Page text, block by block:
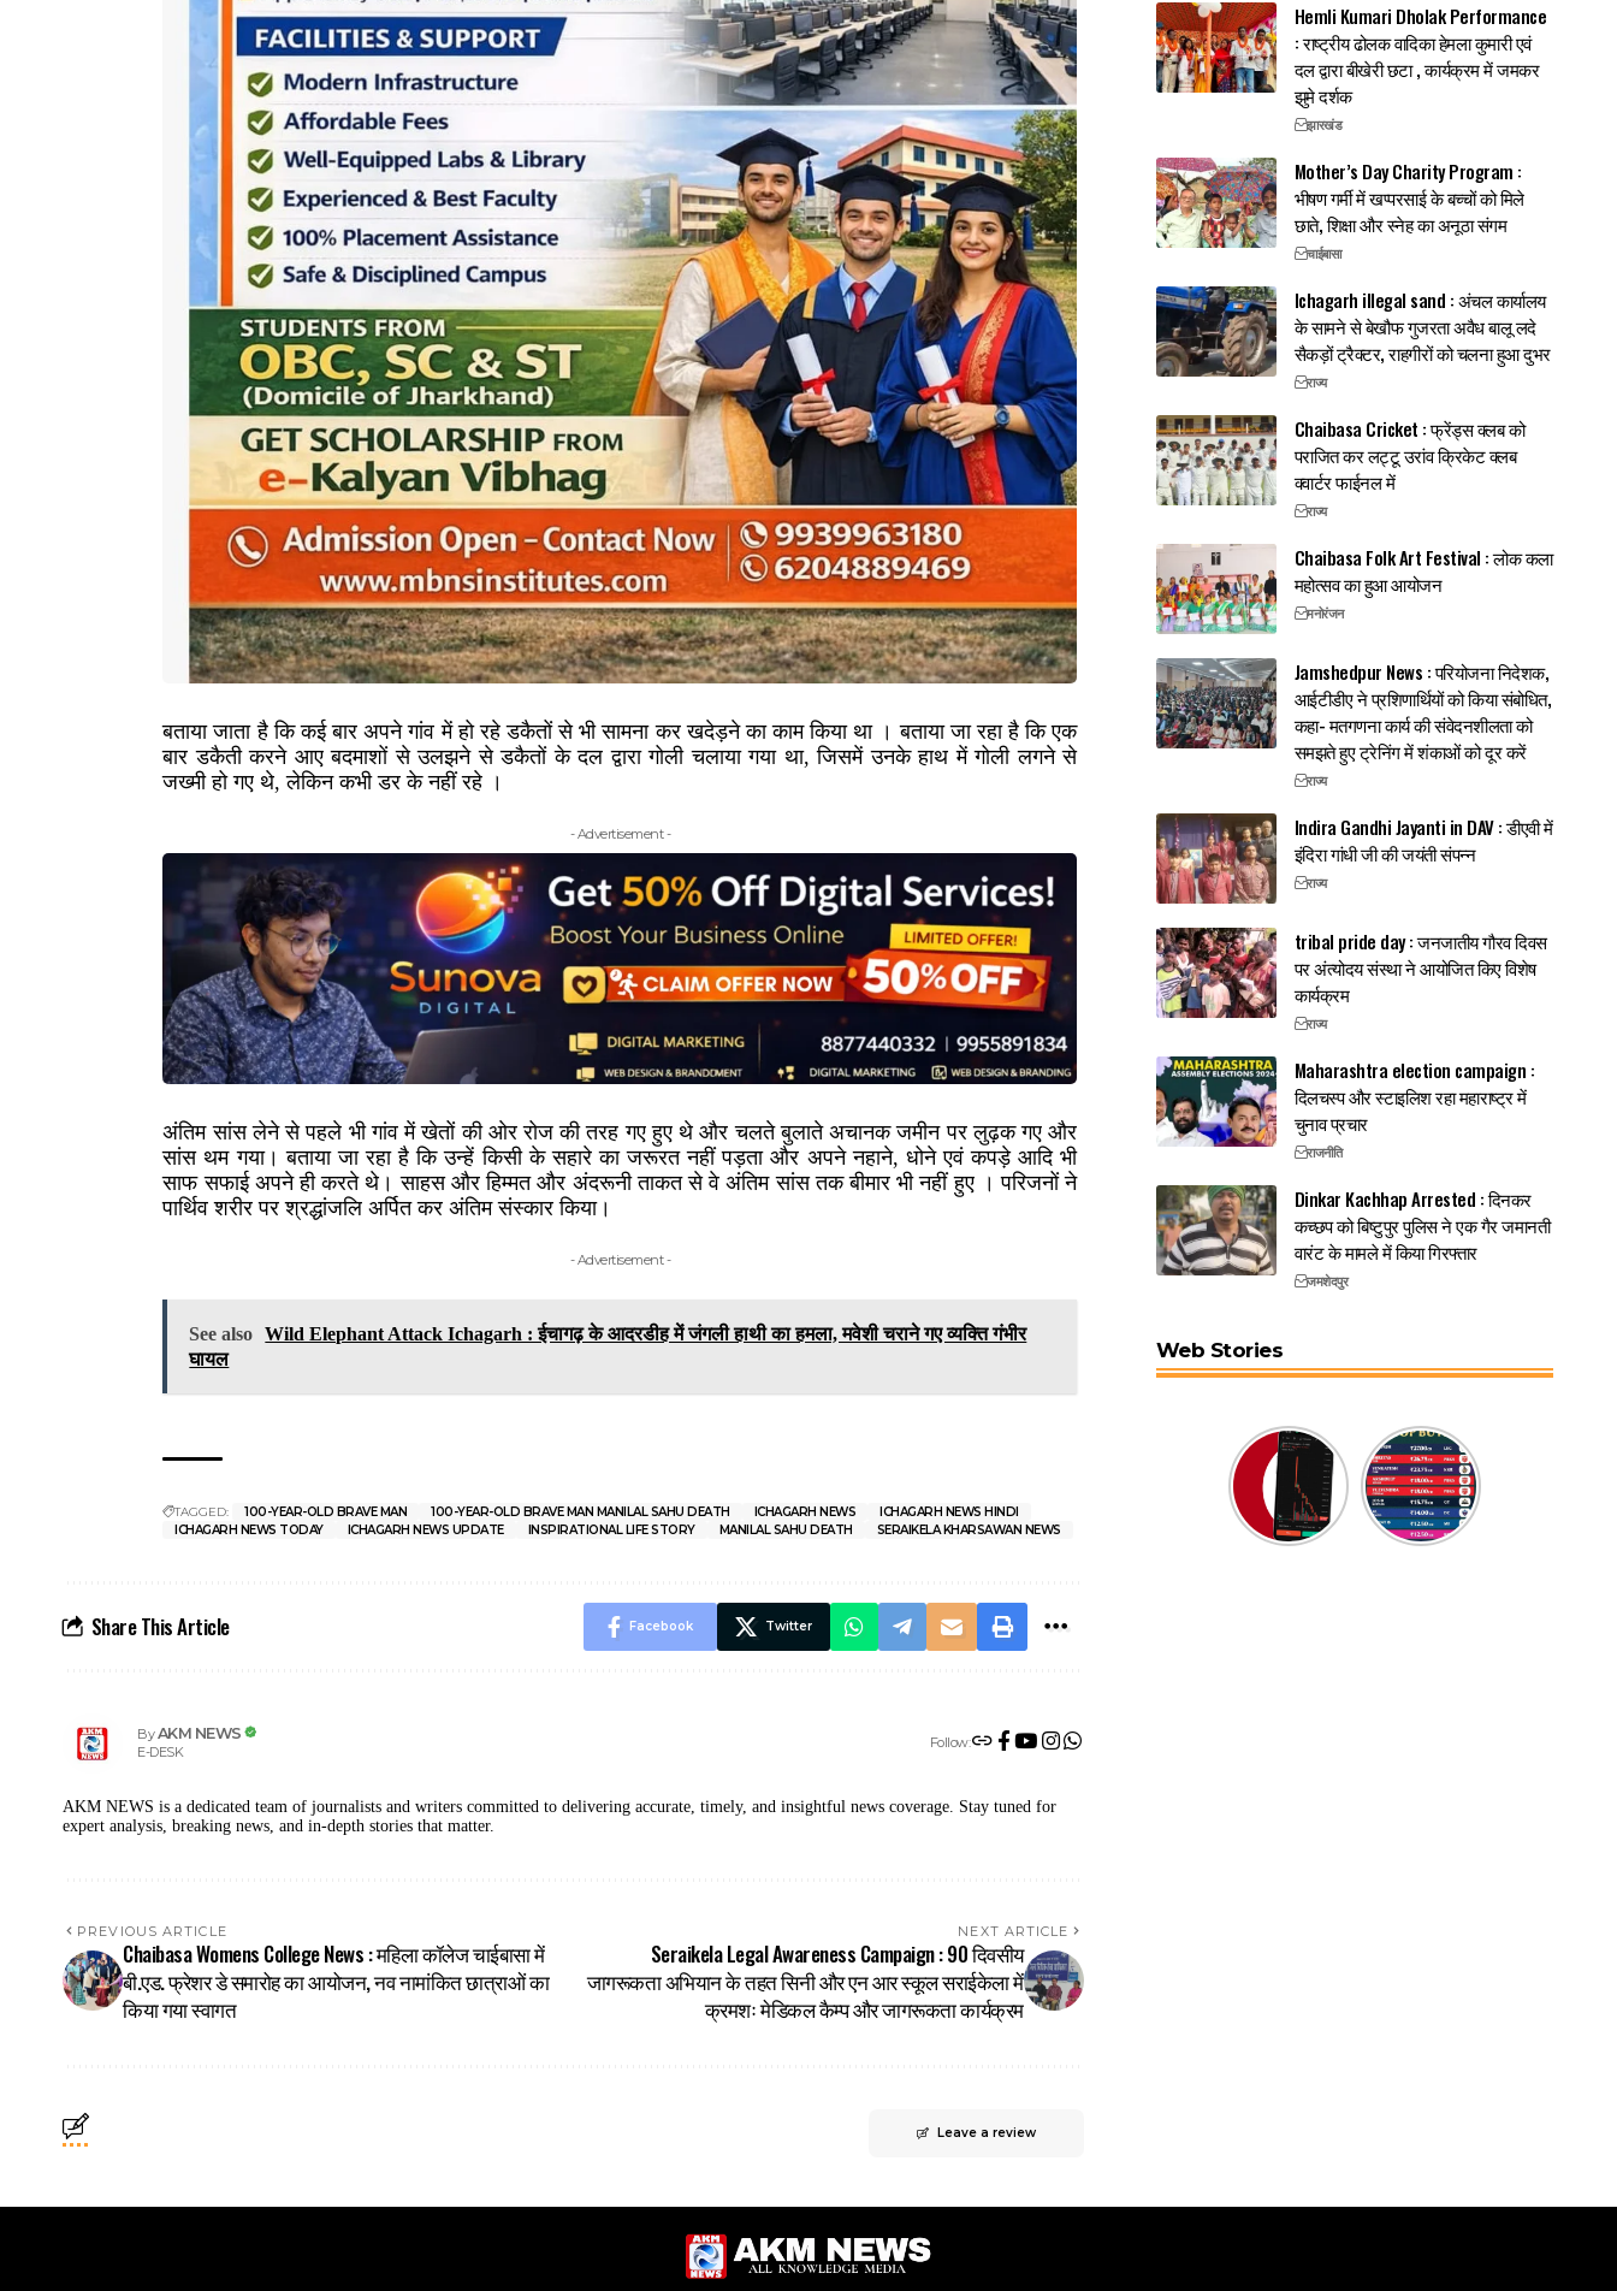
बताया जाता है कि कई बार अपने गांव में हो रहे डकैतों से भी सामना कर खदेड़ने का काम किया था । बताया जा रहा है कि एक
बार डकैती करने आए बदमाशों से उलझने से डकैतों के दल द्वारा गोली चलाया गया था, जिसमें उनके हाथ में गोली लगने से
जख्मी हो गए थे, लेकिन कभी डर के नहीं रहे ।
- Advertisement -
अंतिम सांस लेने से पहले भी गांव में खेतों की ओर रोज की तरह गए हुए थे और चलते बुलाते अचानक जमीन पर लुढ़क गए और
सांस थम गया। बताया जा रहा है कि उन्हें किसी के सहारे का जरूरत नहीं पड़ता और अपने नहाने, धोने एवं कपड़े आदि भी
साफ सफाई अपने ही करते थे। साहस और हिम्मत और अंदरूनी ताकत से वे अंतिम सांस तक बीमार भी नहीं हुए । परिजनों ने
पार्थिव शरीर पर श्रद्धांजलि अर्पित कर अंतिम संस्कार किया।
- Advertisement -
See also
Wild Elephant Attack Ichagarh : ईचागढ़ के आदरडीह में जंगली हाथी का हमला, मवेशी चराने गए व्यक्ति गंभीर
घायल
TAGGED: 100-YEAR-OLD BRAVE MAN 100-YEAR-OLD BRAVE MAN MANILAL SAHU DEATH ICHAGARH NEWS
ICHAGARH NEWS HINDI
ICHAGARH NEWS TODAY
ICHAGARH NEWS UPDATE INSPIRATIONAL LIFE STORY MANILAL SAHU DEATH SERAIKELA KHARSAWAN NEWS
Share This Article Facebook Twitter
By AKM NEWS
E-DESK
Follow:
AKM NEWS is a dedicated team of journalists and writers committed to delivering accurate, timely, and insightful news coverage. Stay tuned for
expert analysis, breaking news, and in-depth stories that matter.
PREVIOUS ARTICLE
Chaibasa Womens College News : महिला कॉलेज चाईबासा में
बी.एड. फ्रेशर डे समारोह का आयोजन, नव नामांकित छात्राओं का
किया गया स्वागत
NEXT ARTICLE
Seraikela Legal Awareness Campaign : 90 दिवसीय
जागरूकता अभियान के तहत सिनी और एन आर स्कूल सराईकेला में
क्रमशः मेडिकल कैम्प और जागरूकता कार्यक्रम
Leave a review
Hemli Kumari Dholak Performance
: राष्ट्रीय ढोलक वादिका हेमला कुमारी एवं
दल द्वारा बीखेरी छटा , कार्यक्रम में जमकर
झुमे दर्शक
झारखंड
Mother’s Day Charity Program :
भीषण गर्मी में खप्परसाई के बच्चों को मिले
छाते, शिक्षा और स्नेह का अनूठा संगम
चाईबासा
Ichagarh illegal sand : अंचल कार्यालय
के सामने से बेखौफ गुजरता अवैध बालू लदे
सैकड़ों ट्रैक्टर, राहगीरों को चलना हुआ दुभर
राज्य
Chaibasa Cricket : फ्रेंड्स क्लब को
पराजित कर लट्टू उरांव क्रिकेट क्लब
क्वार्टर फाईनल में
राज्य
Chaibasa Folk Art Festival : लोक कला
महोत्सव का हुआ आयोजन
मनोरंजन
Jamshedpur News : परियोजना निदेशक,
आईटीडीए ने प्रशिणार्थियों को किया संबोधित,
कहा- मतगणना कार्य की संवेदनशीलता को
समझते हुए ट्रेनिंग में शंकाओं को दूर करें
राज्य
Indira Gandhi Jayanti in DAV : डीएवी में
इंदिरा गांधी जी की जयंती संपन्न
राज्य
tribal pride day : जनजातीय गौरव दिवस
पर अंत्योदय संस्था ने आयोजित किए विशेष
कार्यक्रम
राज्य
Maharashtra election campaign :
दिलचस्प और स्टाइलिश रहा महाराष्ट्र में
चुनाव प्रचार
राजनीति
Dinkar Kachhap Arrested : दिनकर
कच्छप को बिष्टुपुर पुलिस ने एक गैर जमानती
वारंट के मामले में किया गिरफ्तार
जमशेदपुर
Web Stories